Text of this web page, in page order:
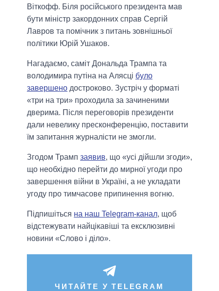
Віткофф. Біля російського президента мав
бути міністр закордонних справ Сергій
Лавров та помічник з питань зовнішньої
політики Юрій Ушаков.
Нагадаємо, саміт Дональда Трампа та
володимира путіна на Алясці було
завершено достроково. Зустріч у форматі
«три на три» проходила за зачиненими
дверима. Після переговорів президенти
дали невелику пресконференцію, поставити
їм запитання журналісти не змогли.
Згодом Трамп заявив, що «усі дійшли згоди»,
що необхідно перейти до мирної угоди про
завершення війни в Україні, а не укладати
угоду про тимчасове припинення вогню.
Підпишіться на наш Telegram-канал, щоб
відстежувати найцікавіші та ексклюзивні
новини «Слово і діло».
ЧИТАЙТЕ У TELEGRAM